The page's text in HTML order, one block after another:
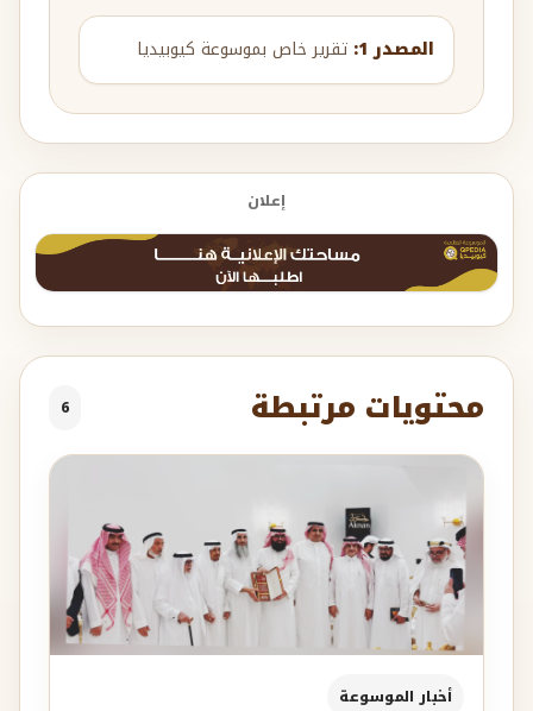
المصدر 1: تقرير خاص بموسوعة كيوبيديا
إعلان
محتويات مرتبطة 6
أخبار الموسوعة